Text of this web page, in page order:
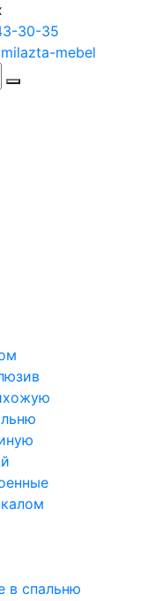
30-35
ilazta-mebel
в спальню